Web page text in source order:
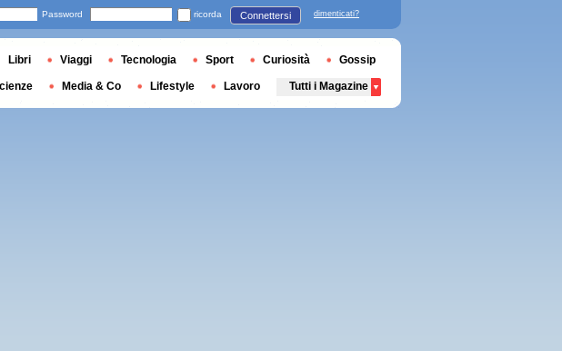
Password ricorda Connettersi dimenticati?
Libri Viaggi Tecnologia Sport Curiosità Gossip
Media & Co Lifestyle Lavoro Tutti i Magazine